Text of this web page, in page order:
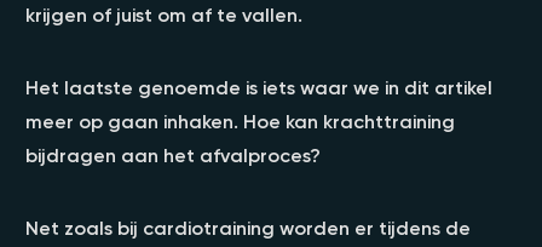
krijgen of juist om af te vallen.
Het laatste genoemde is iets waar we in dit artikel
meer op gaan inhaken. Hoe kan krachttraining
bijdragen aan het afvalproces?
Net zoals bij cardiotraining worden er tijdens de